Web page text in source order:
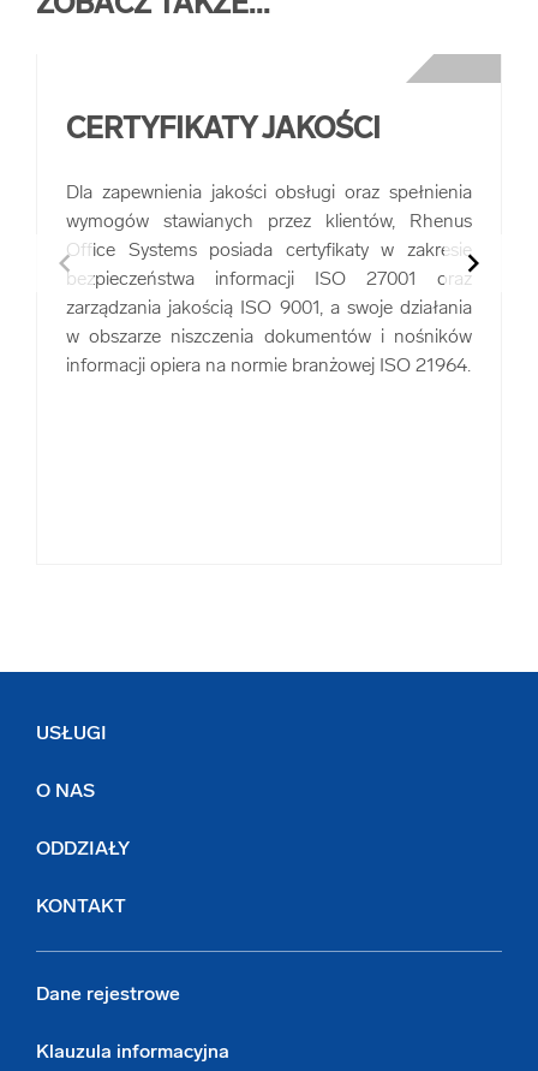
chevron_left chevron_right
CERTYFIKATY JAKOŚCI
Dla zapewnienia jakości obsługi oraz spełnienia
wymogów stawianych przez klientów, Rhenus
Office Systems posiada certyfikaty w zakresie
bezpieczeństwa informacji ISO 27001 oraz
zarządzania jakością ISO 9001, a swoje działania
w obszarze niszczenia dokumentów i nośników
informacji opiera na normie branżowej ISO 21964.
USŁUGI
O NAS
ODDZIAŁY
KONTAKT
Dane rejestrowe
Klauzula informacyjna